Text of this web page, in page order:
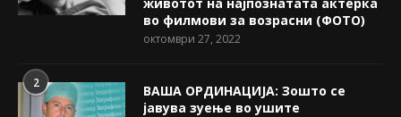
во филмови за возрасни (ФОТО)
октомври 27, 2022
2
ВАША ОРДИНАЦИЈА: Зошто се
јавува зуење во ушите